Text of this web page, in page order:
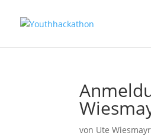
von Ute Wiesmayr